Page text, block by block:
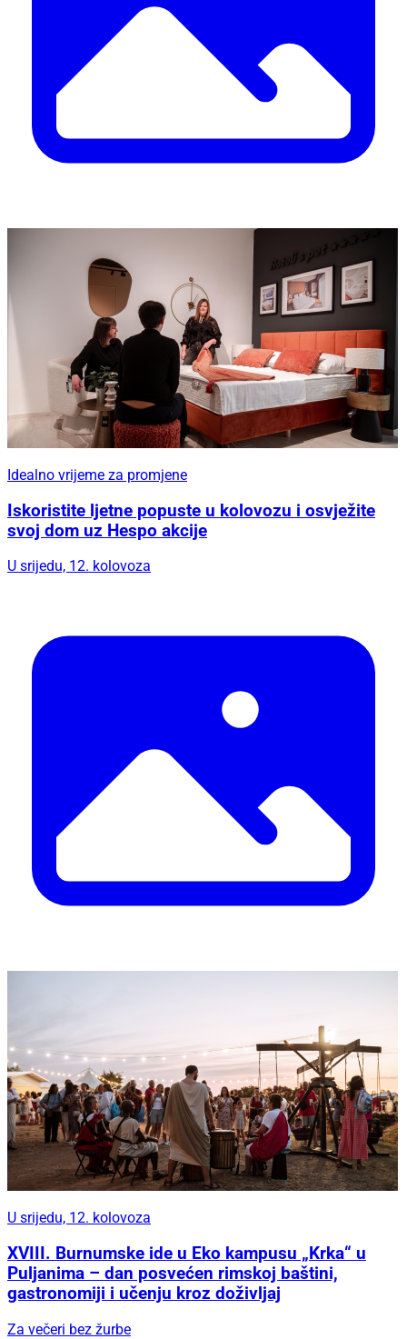
Idealno vrijeme za promjene
Iskoristite ljetne popuste u kolovozu i osvježite
svoj dom uz Hespo akcije
U srijedu, 12. kolovoza
U srijedu, 12. kolovoza
XVIII. Burnumske ide u Eko kampusu „Krka“ u
Puljanima – dan posvećen rimskoj baštini,
gastronomiji i učenju kroz doživljaj
Za večeri bez žurbe